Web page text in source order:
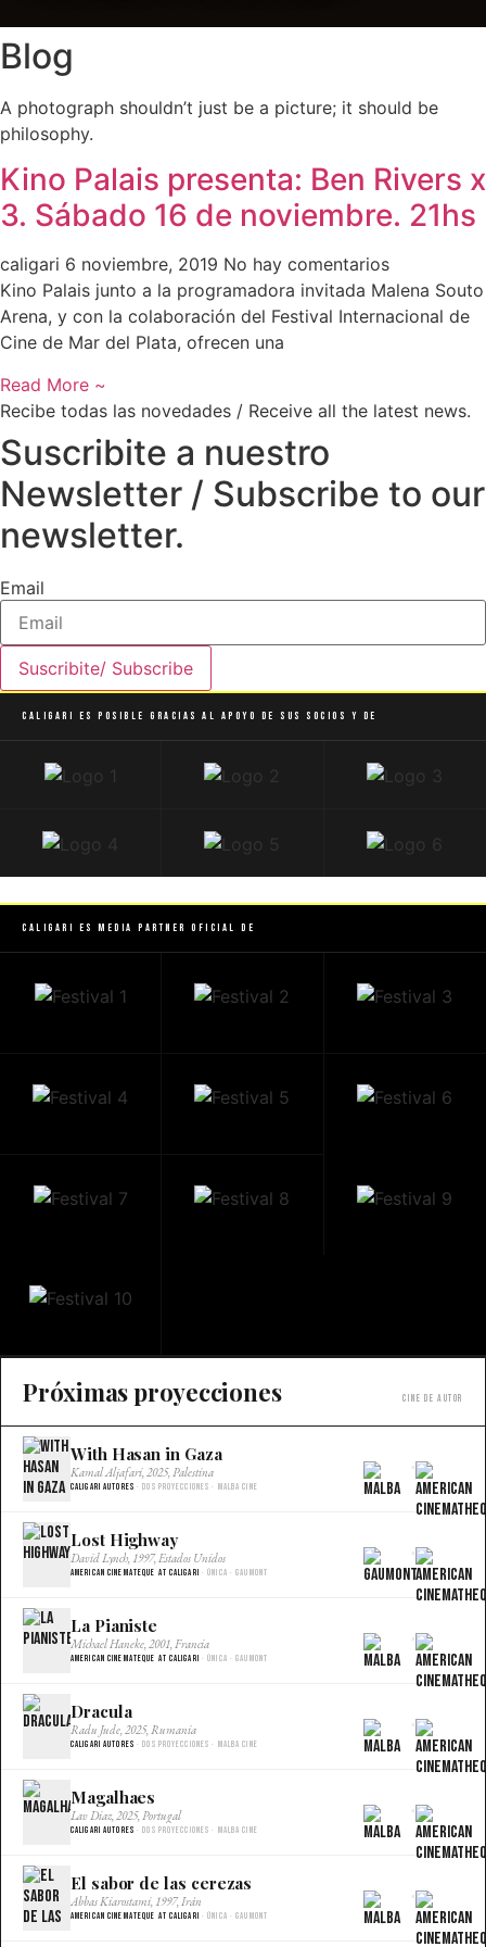
Blog
A photograph shouldn’t just be a picture; it should be
philosophy.
Kino Palais presenta: Ben Rivers x
3. Sábado 16 de noviembre. 21hs
caligari 6 noviembre, 2019 No hay comentarios
Kino Palais junto a la programadora invitada Malena Souto
Arena, y con la colaboración del Festival Internacional de
Cine de Mar del Plata, ofrecen una
Read More ~
Recibe todas las novedades / Receive all the latest news.
Suscribite a nuestro
Newsletter / Subscribe to our
newsletter.
Email
Suscribite/ Subscribe
Caligari es posible gracias al apoyo de sus socios y de
Caligari es Media Partner Oficial de
Próximas proyecciones Cine de autor
With Hasan in Gaza
Kamal Aljafari, 2025, Palestina
Caligari Autores · Dos proyecciones · Malba Cine
×
Lost Highway
David Lynch, 1997, Estados Unidos
American Cinemateque at Caligari · Única · Gaumont
×
La Pianiste
Michael Haneke, 2001, Francia
American Cinemateque at Caligari · Única · Gaumont
×
Dracula
Radu Jude, 2025, Rumania
Caligari Autores · Dos proyecciones · Malba Cine
×
Magalhaes
Lav Diaz, 2025, Portugal
Caligari Autores · Dos proyecciones · Malba Cine
×
El sabor de las cerezas
Abbas Kiarostami, 1997, Irán
American Cinemateque at Caligari · Única · Gaumont
×